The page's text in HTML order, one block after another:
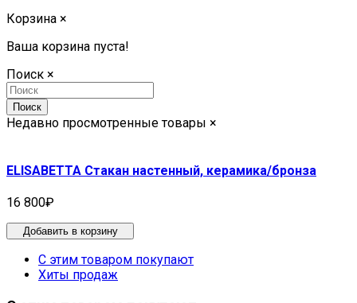
Корзина ×
Ваша корзина пуста!
Поиск ×
Поиск
Недавно просмотренные товары ×
ELISABETTA Cтакан настенный, керамика/бронза
16 800₽
Добавить в корзину
С этим товаром покупают
Хиты продаж